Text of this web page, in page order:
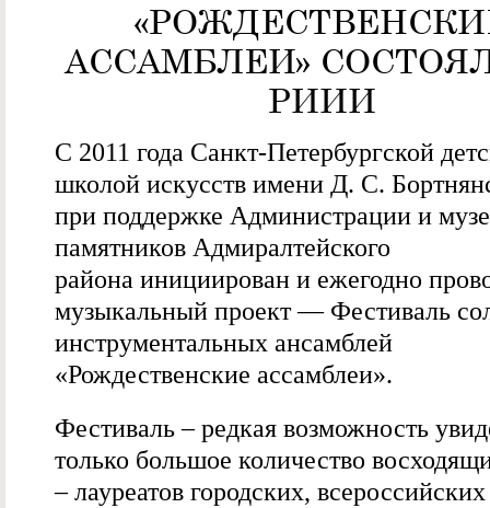
АССАМБЛЕИ»
РИИИ
С 2011 года Санкт-Петербургской
школой искусств имени Д. С.
при поддержке Администрации и
памятников Адмиралтейского
района инициирован и ежегодно
музыкальный проект — Фестиваль
инструментальных ансамблей
«Рождественские ассамблеи».
Фестиваль – редкая возможность
только большое количество
– лауреатов городских,